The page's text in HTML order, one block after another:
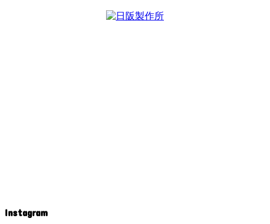
Instagram